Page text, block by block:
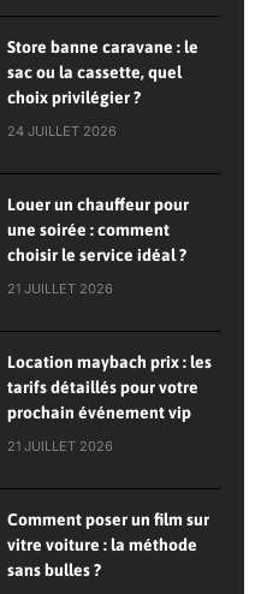
Store banne caravane : le
sac ou la cassette, quel
choix privilégier ?
24 JUILLET 2026
Louer un chauffeur pour
une soirée : comment
choisir le service idéal ?
21 JUILLET 2026
Location maybach prix : les
tarifs détaillés pour votre
prochain événement vip
21 JUILLET 2026
Comment poser un film sur
vitre voiture : la méthode
sans bulles ?